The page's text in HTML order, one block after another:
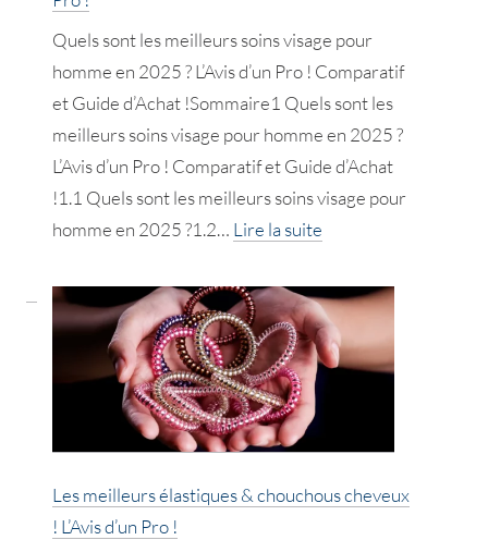
!
Quels sont les meilleurs soins visage pour
homme en 2025 ? L’Avis d’un Pro ! Comparatif
et Guide d’Achat !Sommaire1 Quels sont les
meilleurs soins visage pour homme en 2025 ?
L’Avis d’un Pro ! Comparatif et Guide d’Achat
!1.1 Quels sont les meilleurs soins visage pour
homme en 2025 ?1.2… Lire la suite
meilleurs
soins
visage
L’Avis
Pro
Les meilleurs élastiques & chouchous cheveux
! L’Avis d’un Pro !